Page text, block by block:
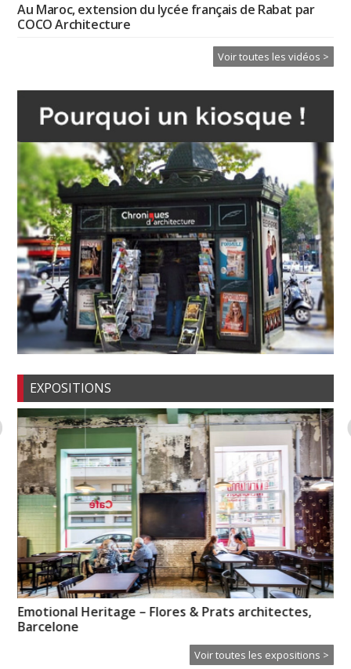
Au Maroc, extension du lycée français de Rabat par
COCO Architecture
Voir toutes les vidéos >
EXPOSITIONS
Emotional Heritage – Flores & Prats architectes,
Barcelone
Voir toutes les expositions >